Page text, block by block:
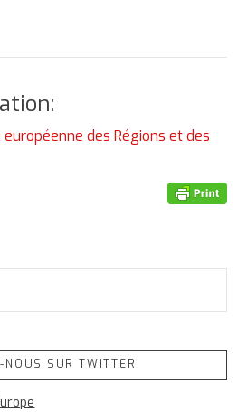
des Régions et des
NOUS SUR TWITTER